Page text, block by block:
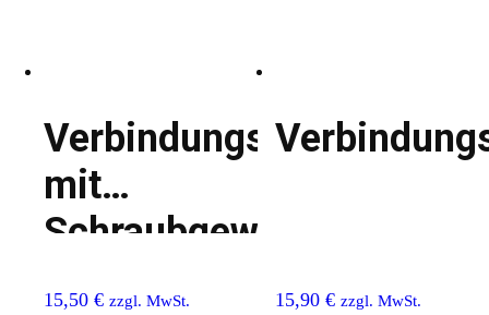
Verbindungsglied
mit
Schraubgewinde
15,50 € zzgl. MwSt. 15,90€ zzgl. MwSt.